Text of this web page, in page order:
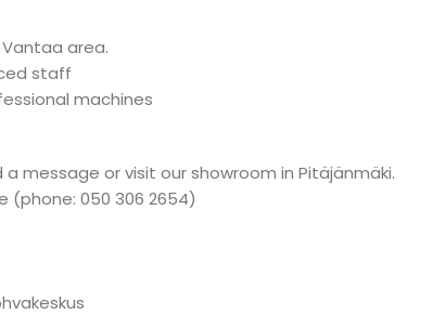
Vantaa area.
staff
machines
message or visit our showroom in Pitäjänmäki.
(phone: 050 306 2654)